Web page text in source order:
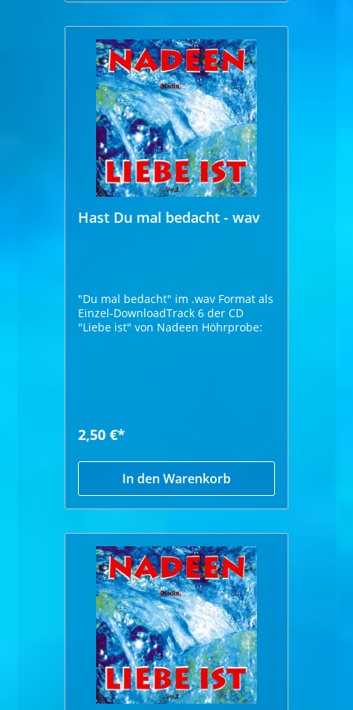
Hast Du mal bedacht - wav
"Du mal bedacht" im .wav Format als
Einzel-DownloadTrack 6 der CD
"Liebe ist" von Nadeen Höhrprobe:
2,50 €*
In den Warenkorb